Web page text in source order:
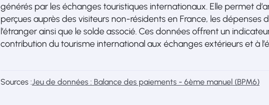
générés par les échanges touristiques internationaux. Elle permet
perçues auprès des visiteurs non-résidents en France, les dépenses
l’étranger ainsi que le solde associé. Ces données offrent un
contribution du tourisme international aux échanges extérieurs et à
Sources :Jeu de données : Balance des paiements - 6ème manuel (BPM6)